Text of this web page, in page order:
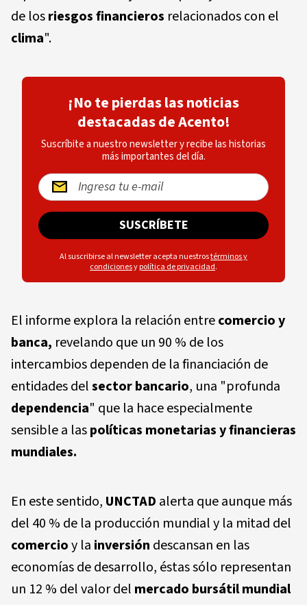
de losriesgos financieros relacionados con el
clima".
¡No te pierdas las noticias
destacadas de Acento!
Suscríbite a nuestro newsletter y recibe las historias
más importantes del día.
SUSCRÍBETE
Al suscribirse al newsletter acepta nuestrostérminos y
condicionesypolítica de privacidad.
El informe explora la relación entrecomercio y
banca, revelando que un 90 % de los
intercambios dependen de la financiación de
entidades delsector bancario, una "profunda
dependencia" que la hace especialmente
sensible a laspolíticas monetarias y financieras
mundiales.
En este sentido, UNCTAD alerta que aunque más
del 40 % de la producción mundial y la mitad del
comercioy la inversión descansan en las
economías de desarrollo, éstas sólo representan
un 12 % del valor del mercado bursátil mundial